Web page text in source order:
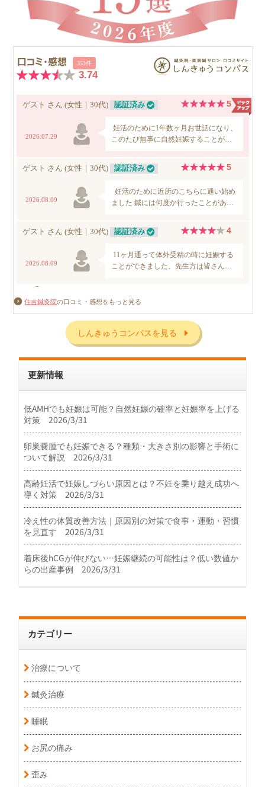
住吉鍼灸院の口コミ・感想をもっと見る
しんきゅうコンパスを見る
更新情報
低AMHでも妊娠は可能？自然妊娠の確率と妊娠率を上げる
対策 2026/3/31
卵巣嚢腫でも妊娠できる？種類・大きさ別の影響と手術に
ついて解説 2026/3/31
高齢妊活で妊娠しづらい原因とは？不妊を乗り越え成功へ
導く対策 2026/3/31
冷え性の体質改善方法｜原因別の対策で食事・運動・習慣
を見直す 2026/3/31
着床後hCGが伸びない…妊娠継続の可能性は？低い数値か
らの出産事例 2026/3/31
カテゴリー
治療について
鍼灸治療
睡眠
お尻の痛み
歪み